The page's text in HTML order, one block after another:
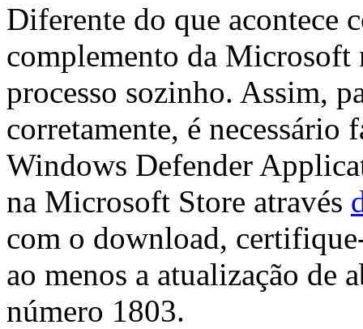
Diferente do que acontece
complemento da Microsoft
processo sozinho. Assim,
corretamente, é necessário
Windows Defender
na Microsoft Store através
com o download,
ao menos a atualização de
número 1803.